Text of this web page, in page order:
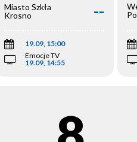
Miasto Szkła
Krosno
--
19.09, 15:00
Emocje TV
19.09, 14:55